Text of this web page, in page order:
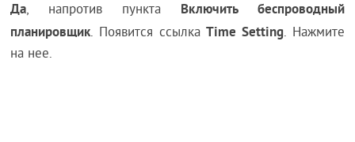
Да, напротив пункта Включить беспроводный
планировщик. Появится ссылкаTime Setting. Нажмите
на нее.